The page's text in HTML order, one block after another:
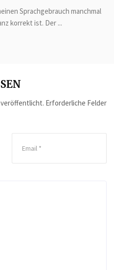
Sprachgebrauch manchmal
korrekt ist. Der ...
veröffentlicht. Erforderliche Felder